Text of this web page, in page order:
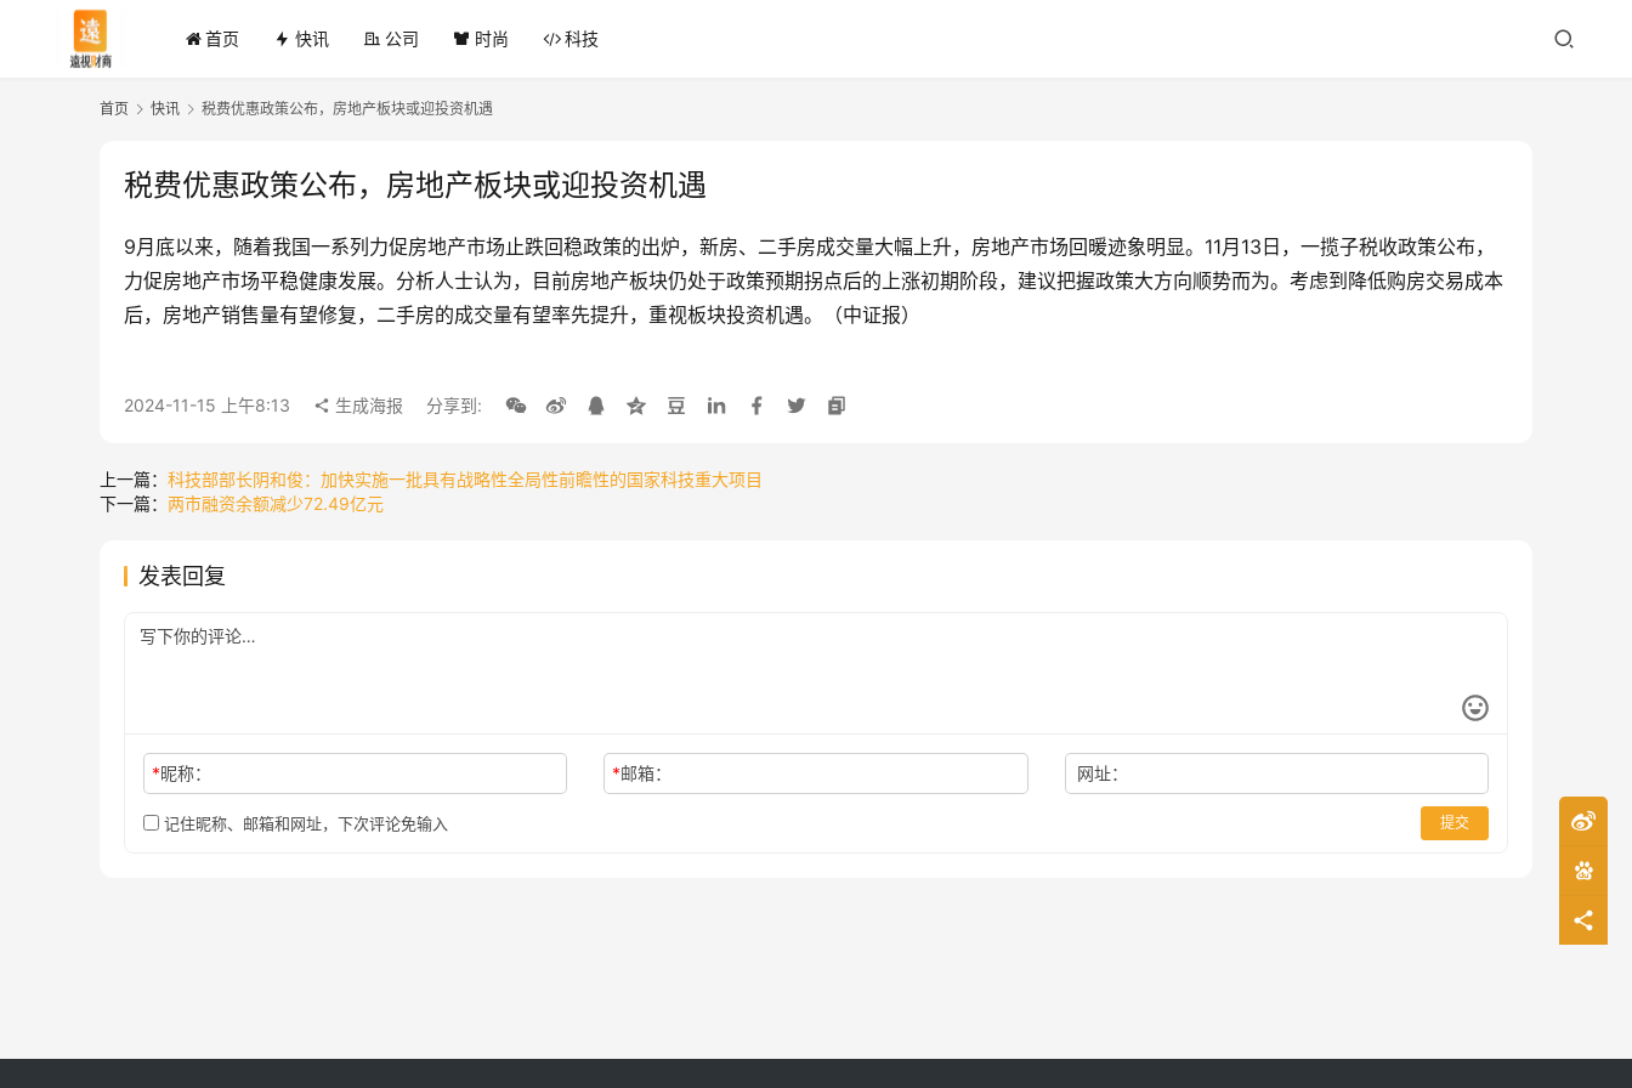
首页 快讯 公司 时尚 科技
首页 快讯 税费优惠政策公布，房地产板块或迎投资机遇
税费优惠政策公布，房地产板块或迎投资机遇
9月底以来，随着我国一系列力促房地产市场止跌回稳政策的出炉，新房、二手房成交量大幅上升，房地产市场回暖迹象明显。11月13日，一揽子税收政策公布，
力促房地产市场平稳健康发展。分析人士认为，目前房地产板块仍处于政策预期拐点后的上涨初期阶段，建议把握政策大方向顺势而为。考虑到降低购房交易成本
后，房地产销售量有望修复，二手房的成交量有望率先提升，重视板块投资机遇。（中证报）
2024-11-15 上午8:13 生成海报 分享到:
上一篇： 科技部部长阴和俊：加快实施一批具有战略性全局性前瞻性的国家科技重大项目
下一篇： 两市融资余额减少72.49亿元
发表回复
*昵称： *邮箱： 网址：
记住昵称、邮箱和网址，下次评论免输入 提交